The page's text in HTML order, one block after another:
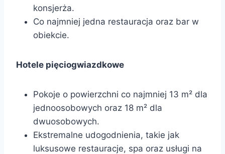
konsjerża.
Co najmniej jedna restauracja oraz bar w
obiekcie.
Hotele pięciogwiazdkowe
Pokoje o powierzchni co najmniej 13 m² dla
jednoosobowych oraz 18 m² dla
dwuosobowych.
Ekstremalne udogodnienia, takie jak
luksusowe restauracje, spa oraz usługi na